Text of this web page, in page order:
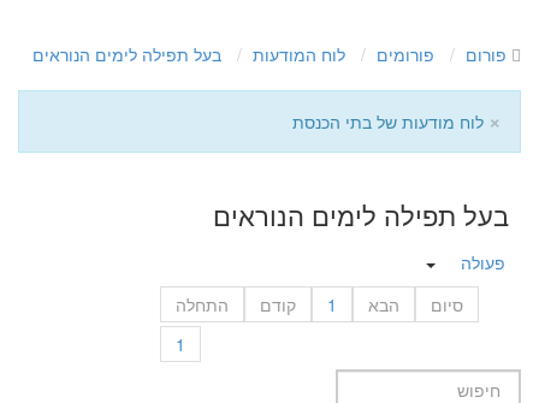
פורום פורומים לוח המודעות בעל תפילה לימים הנוראים
× לוח מודעות של בתי הכנסת
בעל תפילה לימים הנוראים
פעולה
התחלה
קודם 1 הבא
סיום
1